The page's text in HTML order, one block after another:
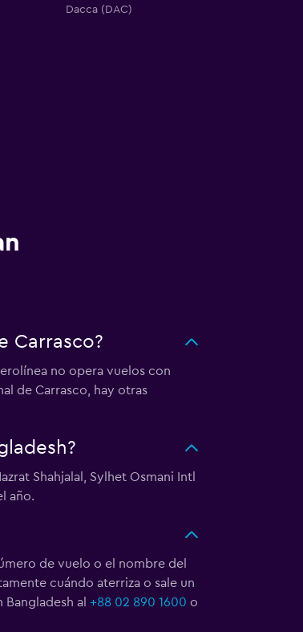
Dacca (DAC)
Carrasco?
no opera vuelos con
de Carrasco, hay otras
Shahjalal, Sylhet Osmani Intl
año.
de vuelo o el nombre del
cuándo aterriza o sale un
al +88 02 890 1600 o